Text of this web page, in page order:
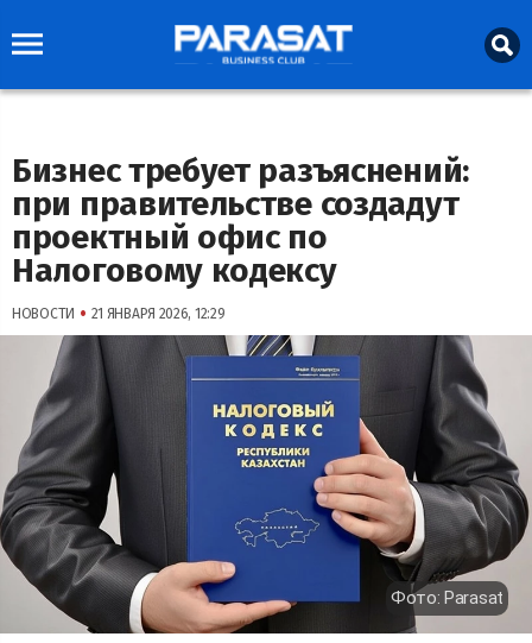
Бизнес требует разъяснений:
при правительстве создадут
проектный офис по
Налоговому кодексу
НОВОСТИ • 21 ЯНВАРЯ 2026, 12:29
Фото: Parasat